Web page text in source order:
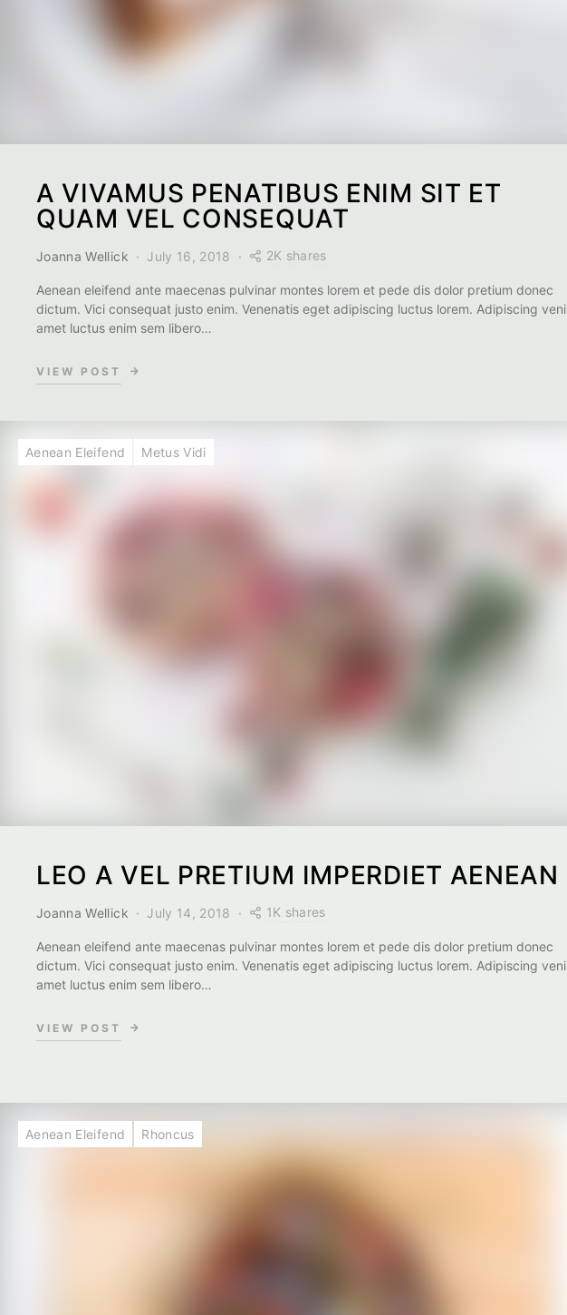
A VIVAMUS PENATIBUS ENIM SIT ET
QUAM VEL CONSEQUAT
Joanna Wellick July 16, 2018 2K shares
Aenean eleifend ante maecenas pulvinar montes lorem et pede dis dolor pretium donec
dictum. Vici consequat justo enim. Venenatis eget adipiscing luctus lorem. Adipiscing veni
amet luctus enim sem libero…
VIEW POST
Aenean Eleifend Metus Vidi
LEO A VEL PRETIUM IMPERDIET AENEAN
Joanna Wellick July 14, 2018 1K shares
Aenean eleifend ante maecenas pulvinar montes lorem et pede dis dolor pretium donec
dictum. Vici consequat justo enim. Venenatis eget adipiscing luctus lorem. Adipiscing veni
amet luctus enim sem libero…
VIEW POST
Aenean Eleifend Rhoncus